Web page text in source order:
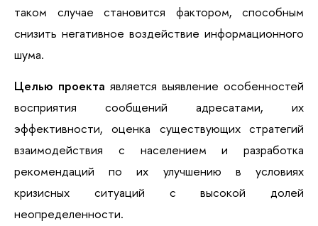
таком случае становится фактором, способным
снизить негативное воздействие информационного
шума.
Целью проекта является выявление особенностей
восприятия сообщений адресатами, их
эффективности, оценка существующих стратегий
взаимодействия с населением и разработка
рекомендаций по их улучшению в условиях
кризисных ситуаций с высокой долей
неопределенности.